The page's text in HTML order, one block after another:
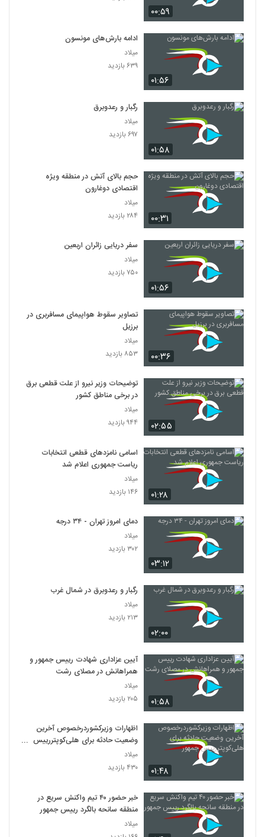
۰۰:۵۹
۰۱:۵۶
ادامه بارش‌های مونسون
میلاد
۶۳۹ بازدید
۰۱:۵۸
رگبار و رعدوبرق
میلاد
۶۹۷ بازدید
۰۰:۳۱
حجم بالای آتش در منطقه ویژه
اقتصادی دوغارون
میلاد
۲۸۴ بازدید
۰۱:۵۶
سفر دریایی زائران اربعین
میلاد
۷۵۰ بازدید
۰۰:۳۶
تصاویر سقوط هواپیمای مسافربری در
برزیل
میلاد
۸۵۳ بازدید
۰۲:۵۵
توضیحات وزیر نیرو از علت قطعی برق
در برخی مناطق کشور
میلاد
۹۴۴ بازدید
۰۱:۲۸
اسامی نامزدهای قطعی انتخابات
ریاست جمهوری اعلام شد
میلاد
۱۴۶ بازدید
۰۳:۱۲
دمای امروز تهران - ۳۴ درجه
میلاد
۳۰۲ بازدید
۰۲:۰۰
رگبار و رعدوبرق در شمال غرب
میلاد
۲۱۳ بازدید
۰۱:۵۸
آیین عزاداری شهادت رییس جمهور و
همراهانش در مصلای رشت
میلاد
۲۰۵ بازدید
۰۱:۴۸
اظهارات وزیرکشوردرخصوص آخرین
وضعیت حادثه برای هلی‌کوپتررییس
جمهور
میلاد
۴۳۰ بازدید
خبر حضور ۴۰ تیم واکنش سریع در
منطقه سانحه بالگرد رییس جمهور
میلاد